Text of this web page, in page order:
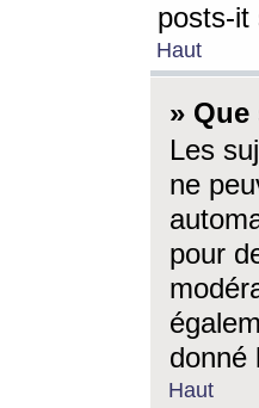
posts-it
Haut
»
Les
ne
pour
donné
Haut